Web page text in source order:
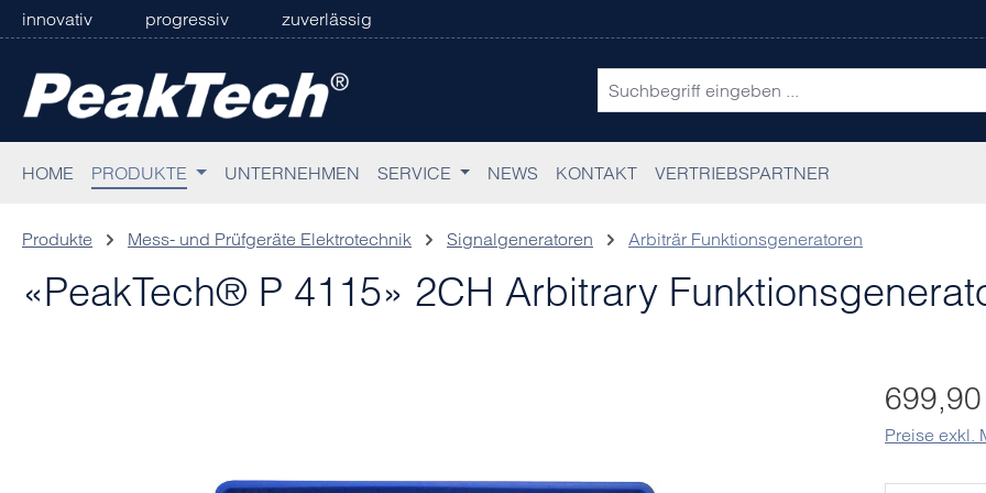
Hauptinhalt springen
Zur Suche springen
Zur Hauptnavigation springen
innovativ progressiv zuverlässig
HOME PRODUKTE UNTERNEHMEN SERVICE NEWS KONTAKT VERTRIEBSPARTNER
Produkte Mess- und Prüfgeräte Elektrotechnik Signalgeneratoren Arbiträr Funktionsgeneratoren
«PeakTech® P 4115» 2CH Arbitrary
Regulärer
Preise exkl.